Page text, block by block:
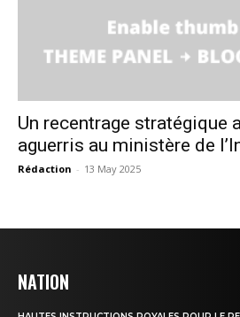
Un recentrage stratégique
aguerris au ministère de
Rédaction - 13 May 2025
NATION